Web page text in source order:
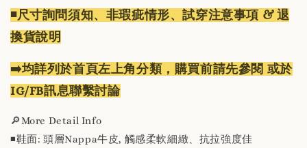
◾️尺寸詢問須知、非瑕疵情形、試穿注意事項 & 退
換貨說明
➡️均詳列於首頁左上角分類，購買前請先參閱 或於
IG/FB訊息聯繫討論
🔎More Detail Info
◾️鞋面: 頭層Nappa牛皮, 觸感柔軟細緻、抗拉強度佳